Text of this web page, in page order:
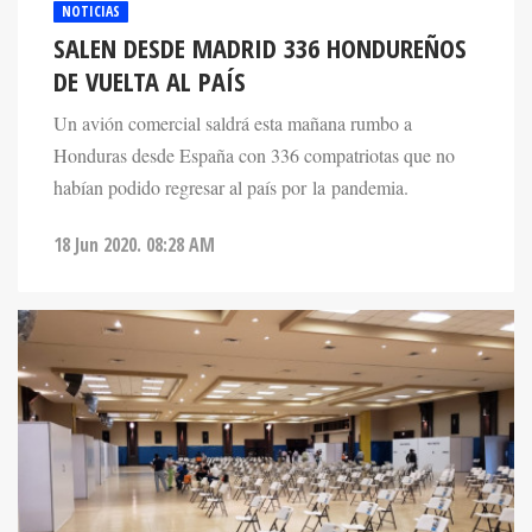
NOTICIAS
SALEN DESDE MADRID 336 HONDUREÑOS
DE VUELTA AL PAÍS
Un avión comercial saldrá esta mañana rumbo a
Honduras desde España con 336 compatriotas que no
habían podido regresar al país por la pandemia.
18 Jun 2020. 08:28 AM